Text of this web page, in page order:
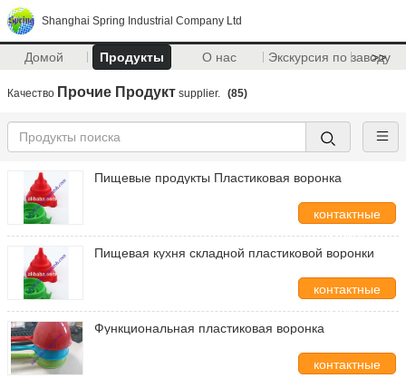
Shanghai Spring Industrial Company Ltd
Домой Продукты О нас Экскурсия по заводу
>>
Качество Прочие Продукт supplier. (85)
Пищевые продукты Пластиковая воронка
контактные
данные
Пищевая кухня складной пластиковой воронки
контактные
данные
Функциональная пластиковая воронка
контактные